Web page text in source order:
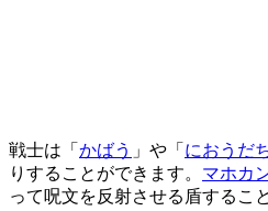
戦士は「 かばう 」や「 におうだ
りすることができます。 マホカ
って呪文を反射させる盾するこ